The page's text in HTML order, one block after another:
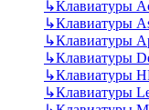
↳Клавиатуры
↳Клавиатуры
↳Клавиатуры
↳Клавиатуры
↳Клавиатуры
↳Клавиатуры